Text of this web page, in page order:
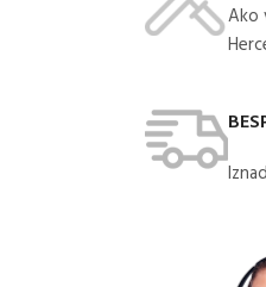
Ako